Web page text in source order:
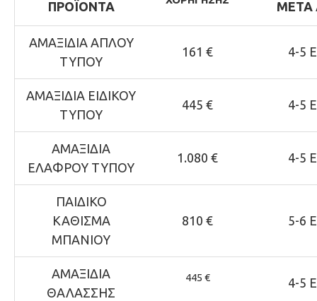
ΠΡΟΪΟΝΤΑ
ΜΕΤΑ
ΑΜΑΞΙΔΙΑ ΑΠΛΟΥ
ΤΥΠΟΥ
161 € 4-5
ΑΜΑΞΙΔΙΑ ΕΙΔΙΚΟΥ
ΤΥΠΟΥ
445 € 4-5
ΑΜΑΞΙΔΙΑ
ΕΛΑΦΡΟΥ ΤΥΠΟΥ
1.080 € 4-5
ΠΑΙΔΙΚΟ
ΚΑΘΙΣΜΑ
ΜΠΑΝΙΟΥ
810 € 5-6
ΑΜΑΞΙΔΙΑ
ΘΑΛΑΣΣΗΣ
445 € 4-5